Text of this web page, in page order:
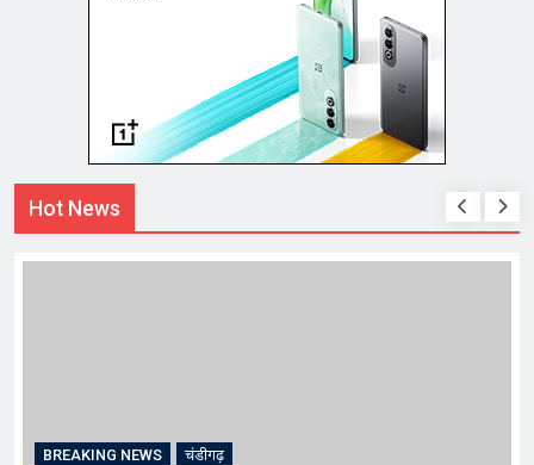
Hot News
BREAKING NEWS चंडीगढ़